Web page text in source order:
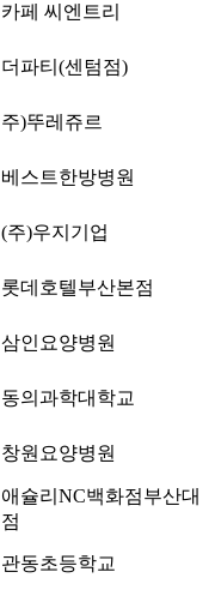
카페 씨엔트리
더파티(센텀점)
주)뚜레쥬르
베스트한방병원
(주)우지기업
롯데호텔부산본점
삼인요양병원
동의과학대학교
창원요양병원
애슐리NC백화점부산대
점
관동초등학교